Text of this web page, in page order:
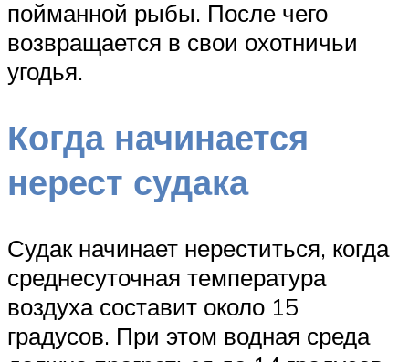
пойманной рыбы. После чего
возвращается в свои охотничьи
угодья.
Когда начинается
нерест судака
Судак начинает нереститься, когда
среднесуточная температура
воздуха составит около 15
градусов. При этом водная среда